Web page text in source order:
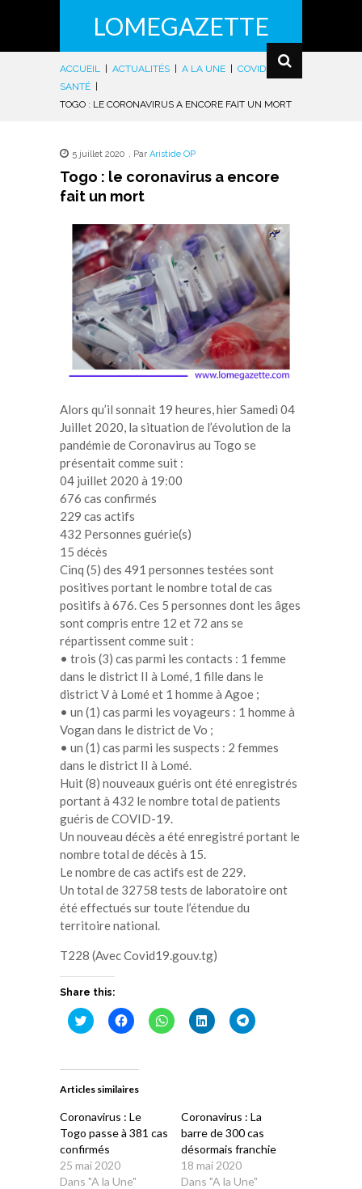
LOMEGAZETTE
ACCUEIL ACTUALITÉS A LA UNE COVID-19
|
SANTÉ
TOGO : LE CORONAVIRUS A ENCORE FAIT UN MORT
5 juillet 2020 , Par Aristide OP
Togo : le coronavirus a encore
fait un mort
Alors qu’il sonnait 19 heures, hier Samedi 04
Juillet 2020, la situation de l’évolution de la
pandémie de Coronavirus au Togo se
présentait comme suit :
04 juillet 2020 à 19:00
676 cas confirmés
229 cas actifs
432 Personnes guérie(s)
15 décès
Cinq (5) des 491 personnes testées sont
positives portant le nombre total de cas
positifs à 676. Ces 5 personnes dont les âges
sont compris entre 12 et 72 ans se
répartissent comme suit :
• trois (3) cas parmi les contacts : 1 femme
dans le district II à Lomé, 1 fille dans le
district V à Lomé et 1 homme à Agoe ;
• un (1) cas parmi les voyageurs : 1 homme à
Vogan dans le district de Vo ;
• un (1) cas parmi les suspects : 2 femmes
dans le district II à Lomé.
Huit (8) nouveaux guéris ont été enregistrés
portant à 432 le nombre total de patients
guéris de COVID-19.
Un nouveau décès a été enregistré portant le
nombre total de décès à 15.
Le nombre de cas actifs est de 229.
Un total de 32758 tests de laboratoire ont
été effectués sur toute l’étendue du
territoire national.
T228 (Avec Covid19.gouv.tg)
Share this:
Cliquez
pour
dans
nouvelle
Cliquez
pour
dans
nouvelle
Cliquez
pour
Cliquez
pour
Cliquez
pour
Articles similaires
Coronavirus : Le
Togo passe à 381 cas
confirmés
25 mai 2020
Dans "A la Une"
Coronavirus : La
barre de 300 cas
désormais franchie
18 mai 2020
Dans "A la Une"